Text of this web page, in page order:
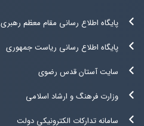
پایگاه اطلاع رسانی مقام معظم رهبری
پایگاه اطلاع رسانی ریاست جمهوری
سایت آستان قدس رضوی
وزارت فرهنگ و ارشاد اسلامی
سامانه تدارکات الکترونیکی دولت